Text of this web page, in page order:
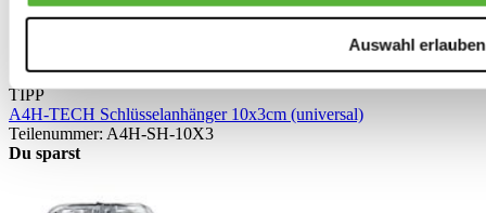
Auswahl erlauben
TIPP
A4H-TECH Schlüsselanhänger 10x3cm (universal)
Teilenummer: A4H-SH-10X3
Du sparst